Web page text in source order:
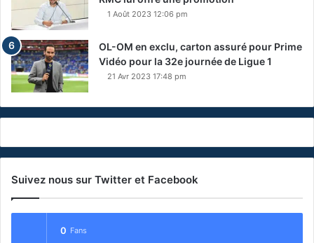
1 Août 2023 12:06 pm
OL-OM en exclu, carton assuré pour Prime
Vidéo pour la 32e journée de Ligue 1
21 Avr 2023 17:48 pm
Suivez nous sur Twitter et Facebook
0 Fans